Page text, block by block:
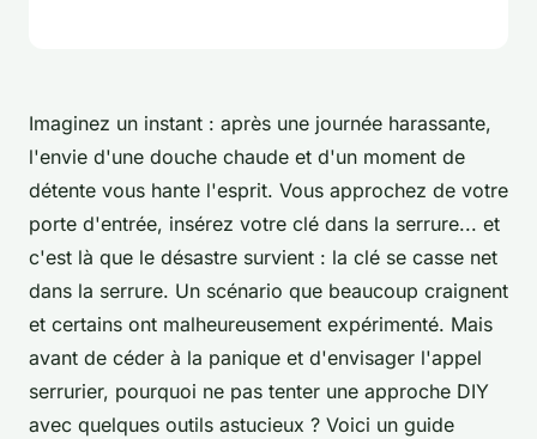
Imaginez un instant : après une journée harassante,
l'envie d'une douche chaude et d'un moment de
détente vous hante l'esprit. Vous approchez de votre
porte d'entrée, insérez votre clé dans la serrure... et
c'est là que le désastre survient : la clé se casse net
dans la serrure. Un scénario que beaucoup craignent
et certains ont malheureusement expérimenté. Mais
avant de céder à la panique et d'envisager l'appel
serrurier, pourquoi ne pas tenter une approche DIY
avec quelques outils astucieux ? Voici un guide